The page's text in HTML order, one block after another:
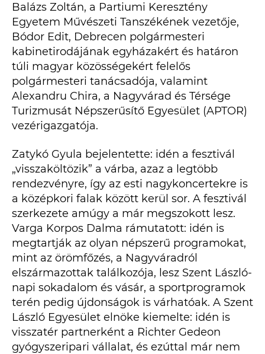
Balázs Zoltán, a Partiumi Keresztény
Egyetem Művészeti Tanszékének vezetője,
Bódor Edit, Debrecen polgármesteri
kabinetirodájának egyházakért és határon
túli magyar közösségekért felelős
polgármesteri tanácsadója, valamint
Alexandru Chira, a Nagyvárad és Térsége
Turizmusát Népszerűsítő Egyesület (APTOR)
vezérigazgatója.
Zatykó Gyula bejelentette: idén a fesztivál
„visszaköltözik” a várba, azaz a legtöbb
rendezvényre, így az esti nagykoncertekre is
a középkori falak között kerül sor. A fesztivál
szerkezete amúgy a már megszokott lesz.
Varga Korpos Dalma rámutatott: idén is
megtartják az olyan népszerű programokat,
mint az örömfőzés, a Nagyváradról
elszármazottak találkozója, lesz Szent László-
napi sokadalom és vásár, a sportprogramok
terén pedig újdonságok is várhatóak. A Szent
László Egyesület elnöke kiemelte: idén is
visszatér partnerként a Richter Gedeon
gyógyszeripari vállalat, és ezúttal már nem